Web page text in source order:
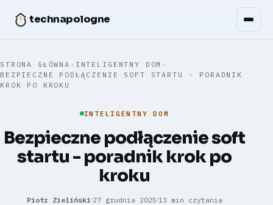
technapologne
STRONA GŁÓWNA › INTELIGENTNY DOM ›
BEZPIECZNE PODŁĄCZENIE SOFT STARTU - PORADNIK
KROK PO KROKU
INTELIGENTNY DOM
Bezpieczne podłączenie soft
startu - poradnik krok po
kroku
Piotr Zieliński 27 grudnia 2025 13 min czytania